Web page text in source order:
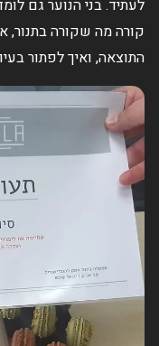
לעתיד. בני הנוער גם
קורה מה שקורה בתנור,
התוצאה, ואיך לפתור